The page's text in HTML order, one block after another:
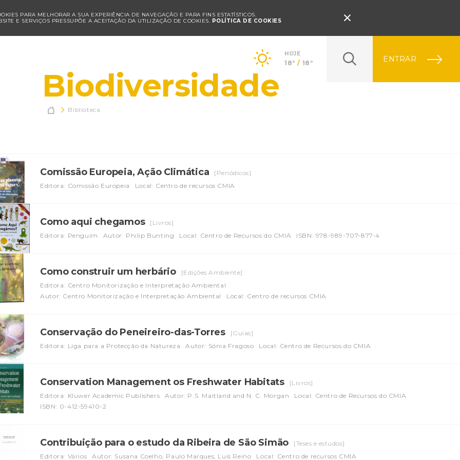
PARA MELHORAR A SUA EXPERIÊNCIA DE NAVEGAÇÃO E PARA FINS ESTATÍSTICOS.
E SERVIÇOS PRESSUPÕE A ACEITAÇÃO DA UTILIZAÇÃO DE COOKIES. POLÍTICA DE COOKIES 
HOJE
18º/ 18º
Pressione Enter
ENTRAR
Biodiversidade
 Biblioteca
Comissão Europeia, Ação Climática
[Periódicos]
Editora: Comissão Europeia
Local: Centro de recursos CMIA
Como aqui chegamos
[Livros]
Editora: Penguim
Autor: Philip Bunting Local: Centro de Recursos do CMIA ISBN: 978-989-707-877-4
Como construir um herbário
[Edições Ambiente]
Editora: Centro Monitorização e Interpretação Ambiental
Autor: Centro Monitorização e Interpretação Ambiental
Local: Centro de recursos CMIA
Conservação do Peneireiro-das-Torres
[Guias]
Editora: Liga para a Protecção da Natureza
Autor: Sónia Fragoso Local: Centro de Recursos do CMIA
Conservation Management os Freshwater Habitats
[Livros]
Editora: Kluwer Academic Publishers
Autor: P.S. Maitland and N. C. Morgan
Local: Centro de Recursos do CMIA
ISBN: 0-412-59410-2
Contribuição para o estudo da Ribeira de São Simão
[Teses e estudos]
Editora: Vários
Autor: Susana Coelho, Paulo Marques, Luís Reino Local: Centro de recursos CMIA